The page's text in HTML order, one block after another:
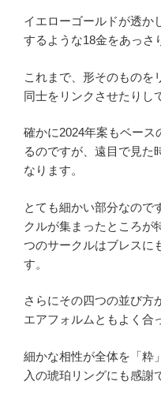
イエローゴールドが透か
するような18金をあっさ
これまで、形そのものを
同士をリンクさせたりし
確かに2024年案もベース
るのですが、遠目で見た
なります。
とても細かい部分なので
クルが集まったところが
つのサークルはブレスに
す。
さらにその四つの並び方
エアフォルムともよく合
細かな相性が全体を「粋
入の琥珀リングにも感謝